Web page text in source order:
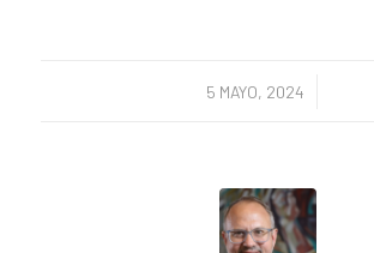
5 MAYO, 2024
/